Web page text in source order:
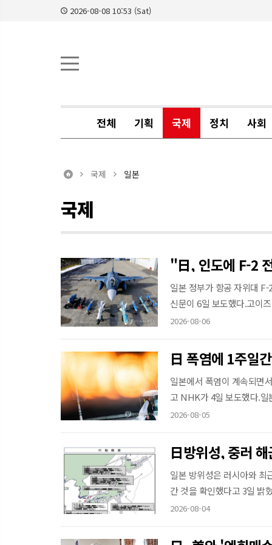
2026-08-08 10:53 (Sat)
전체 기획 국제 정치 사회
국제 일본
국제
"日, 인도에 F-2
일본 정부가 항공 자위대
신문이 6일 보도했다.고이
2026-08-06
日 폭염에 1주일
일본에서 폭염이 계속되면
고 NHK가 4일 보도했다.일
2026-08-05
日방위성, 중러
일본 방위성은 러시아와 최
간 것을 확인했다고 3일 밝
2026-08-04